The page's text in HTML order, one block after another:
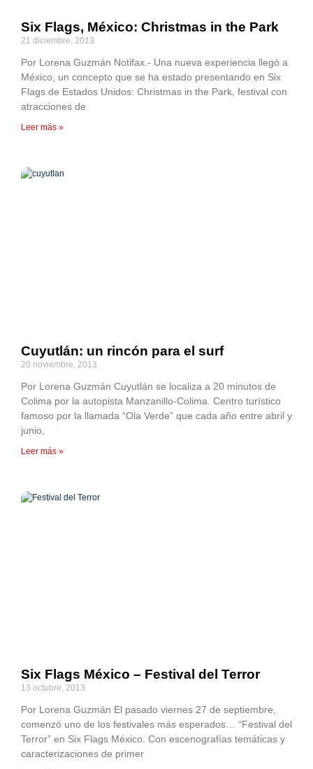
Six Flags, México: Christmas in the Park
21 diciembre, 2013
Por Lorena Guzmán Notifax.- Una nueva experiencia llegó a
México, un concepto que se ha estado presentando en Six
Flags de Estados Unidos: Christmas in the Park, festival con
atracciones de
Leer más »
Cuyutlán: un rincón para el surf
20 noviembre, 2013
Por Lorena Guzmán Cuyutlán se localiza a 20 minutos de
Colima por la autopista Manzanillo-Colima. Centro turístico
famoso por la llamada “Ola Verde” que cada año entre abril y
junio,
Leer más »
Six Flags México – Festival del Terror
13 octubre, 2013
Por Lorena Guzmán El pasado viernes 27 de septiembre,
comenzó uno de los festivales más esperados… “Festival del
Terror” en Six Flags México. Con escenografías temáticas y
caracterizaciones de primer